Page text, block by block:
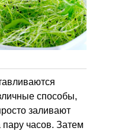
способы,
заливают
часов. Затем